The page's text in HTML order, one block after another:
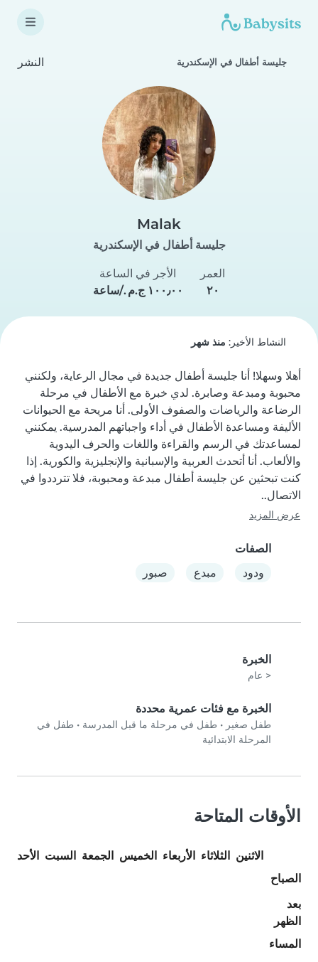
جليسة أطفال في الإسكندرية النشر
Malak
جليسة أطفال في الإسكندرية
العمر
٢٠
الأجر في الساعة
النشاط الأخير: منذ شهر
الاتصال..
عرض المزيد
الصفات
ودود
مبدع صبور
الخبرة
< عام
الخبرة مع فئات عمرية محددة
طفل صغير • طفل في مرحلة ما قبل المدرسة • طفل في
المرحلة الابتدائية
الأوقات المتاحة
الاثنين الثلاثاء الأربعاء الخميس الجمعة السبت
الأحد
الصباح
بعد
الظهر
المساء